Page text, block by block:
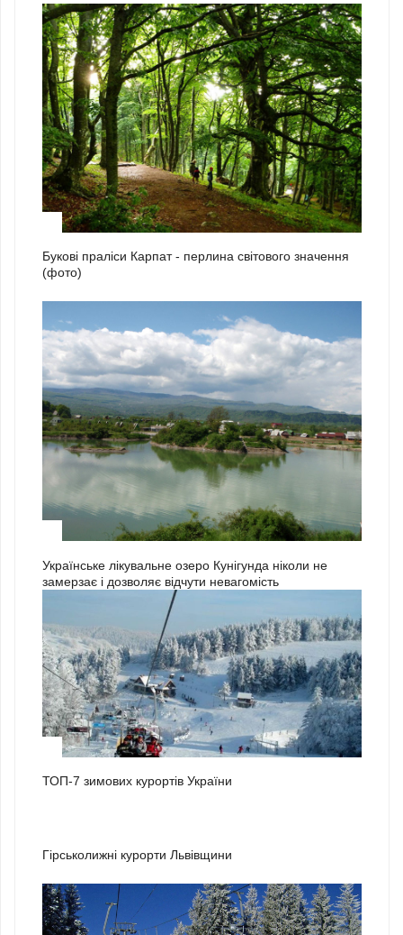
Букові праліси Карпат - перлина світового значення
(фото)
Українське лікувальне озеро Кунігунда ніколи не
замерзає і дозволяє відчути невагомість
ТОП-7 зимових курортів України
Гірськолижні курорти Львівщини